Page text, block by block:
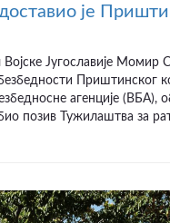
је
Војске Југославије Момир
Приштинског
агенције (ВБА),
позив Тужилаштва за